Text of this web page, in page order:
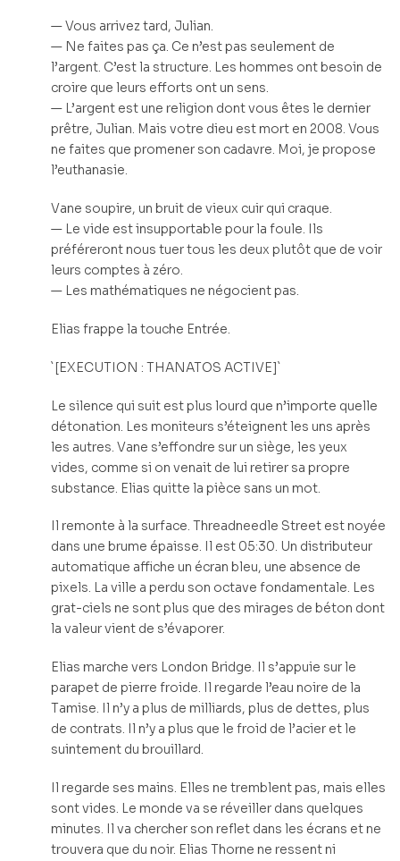
— Vous arrivez tard, Julian.
— Ne faites pas ça. Ce n’est pas seulement de
l’argent. C’est la structure. Les hommes ont besoin de
croire que leurs efforts ont un sens.
— L’argent est une religion dont vous êtes le dernier
prêtre, Julian. Mais votre dieu est mort en 2008. Vous
ne faites que promener son cadavre. Moi, je propose
l’euthanasie.
Vane soupire, un bruit de vieux cuir qui craque.
— Le vide est insupportable pour la foule. Ils
préféreront nous tuer tous les deux plutôt que de voir
leurs comptes à zéro.
— Les mathématiques ne négocient pas.
Elias frappe la touche Entrée.
`[EXECUTION : THANATOS ACTIVE]`
Le silence qui suit est plus lourd que n’importe quelle
détonation. Les moniteurs s’éteignent les uns après
les autres. Vane s’effondre sur un siège, les yeux
vides, comme si on venait de lui retirer sa propre
substance. Elias quitte la pièce sans un mot.
Il remonte à la surface. Threadneedle Street est noyée
dans une brume épaisse. Il est 05:30. Un distributeur
automatique affiche un écran bleu, une absence de
pixels. La ville a perdu son octave fondamentale. Les
grat-ciels ne sont plus que des mirages de béton dont
la valeur vient de s’évaporer.
Elias marche vers London Bridge. Il s’appuie sur le
parapet de pierre froide. Il regarde l’eau noire de la
Tamise. Il n’y a plus de milliards, plus de dettes, plus
de contrats. Il n’y a plus que le froid de l’acier et le
suintement du brouillard.
Il regarde ses mains. Elles ne tremblent pas, mais elles
sont vides. Le monde va se réveiller dans quelques
minutes. Il va chercher son reflet dans les écrans et ne
trouvera que du noir. Elias Thorne ne ressent ni